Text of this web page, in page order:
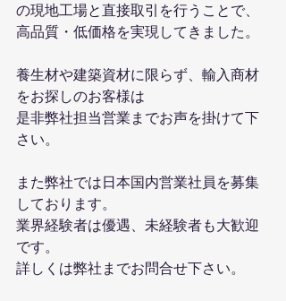
の現地工場と直接取引を行うことで、
高品質・低価格を実現してきました。
養生材や建築資材に限らず、輸入商材
をお探しのお客様は
是非弊社担当営業までお声を掛けて下
さい。
また弊社では日本国内営業社員を募集
しております。
業界経験者は優遇、未経験者も大歓迎
です。
詳しくは弊社までお問合せ下さい。